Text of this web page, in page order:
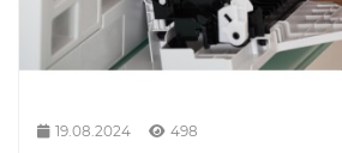
19.08.2024 498